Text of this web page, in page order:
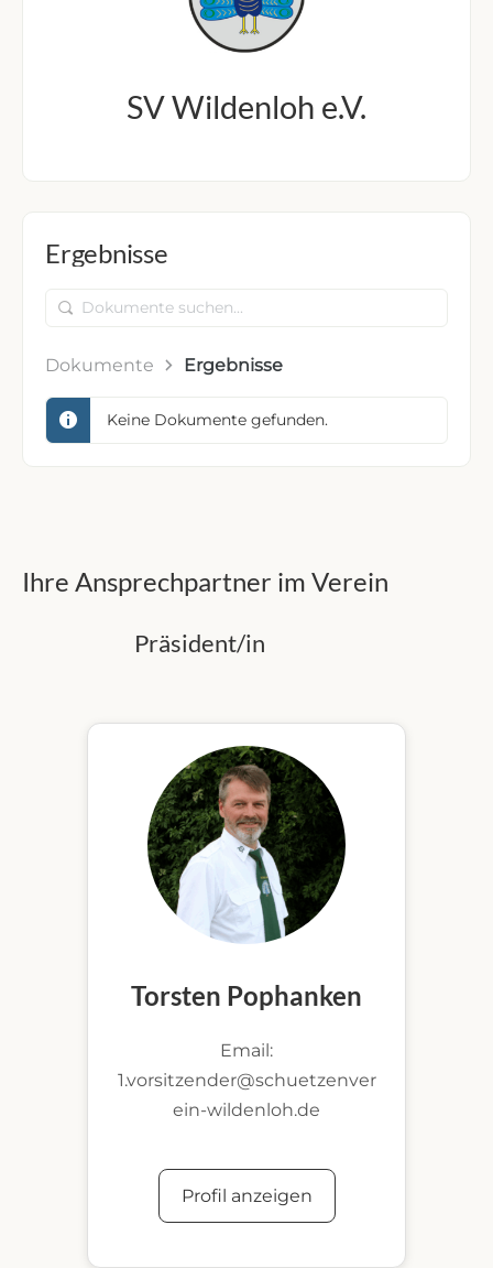
SV Wildenloh e.V.
Ergebnisse
Dokumente
Dokumente Ergebnisse
Keine Dokumente gefunden.
Ihre Ansprechpartner im Verein
Präsident/in
Torsten Pophanken
Email:
1.vorsitzender@schuetzenver
ein-wildenloh.de
Profil anzeigen